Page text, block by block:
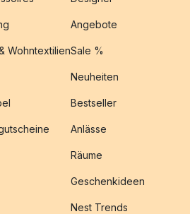
Wohntextilien
Angebote
Sale %
Neuheiten
Bestseller
Anlässe
Räume
Geschenkideen
Nest Trends